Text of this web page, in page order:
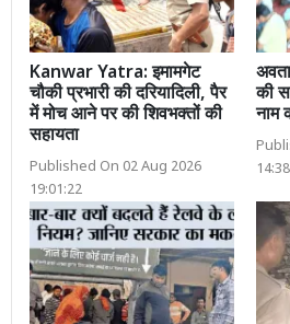
Kanwar Yatra: इमामगेट
चौकी प्रभारी की दरियादिली, पैर
में मोच आने पर की शिवभक्तों की
सहायता
Published On 02 Aug 2026
19:01:22
की
नाम